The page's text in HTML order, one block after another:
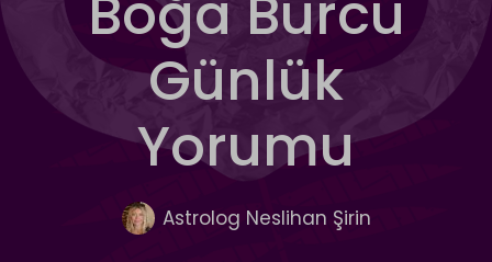
Boğa Burcu
Günlük
Yorumu
Astrolog Neslihan Şirin